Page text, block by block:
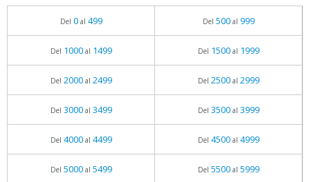
Del 0al 499 Del 500al 999
Del 1000al 1499 Del 1500al 1999
Del 2000al 2499 Del 2500al 2999
Del 3000al 3499 Del 3500al 3999
Del 4000al 4499 Del 4500al 4999
Del 5000al 5499 Del 5500al 5999